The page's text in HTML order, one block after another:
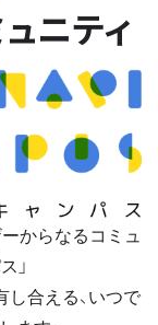
ニティ
からなるコミュ
」
合える、いつで